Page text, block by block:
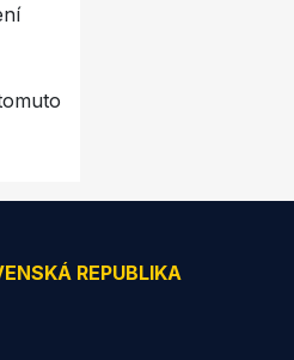
REPUBLIKA